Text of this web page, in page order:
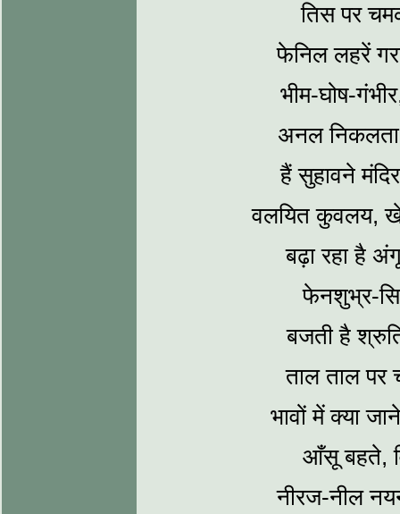
तिस पर
फेनिल लहरें
भीम-घोष-
अनल
हैं सुहावने
वलयित कुवलय,
बढ़ा रहा है
फेनशुभ्र-
बजती है
ताल ताल पर
भावों में क्‍या
आँसू बहते,
नीरज-नील